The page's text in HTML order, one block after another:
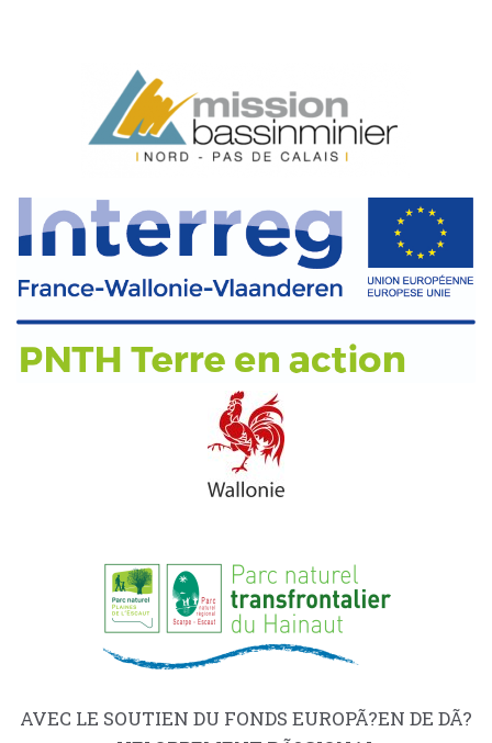
AVEC LE SOUTIEN DU FONDS EUROPÃ?EN DE DÃ?